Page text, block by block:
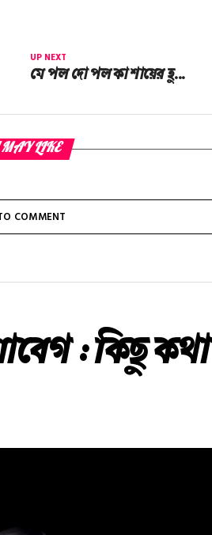
UP NEXT
মে পল দো পল কা শায়ের হু…
LIKE
COMMENT
: কিছু কথা